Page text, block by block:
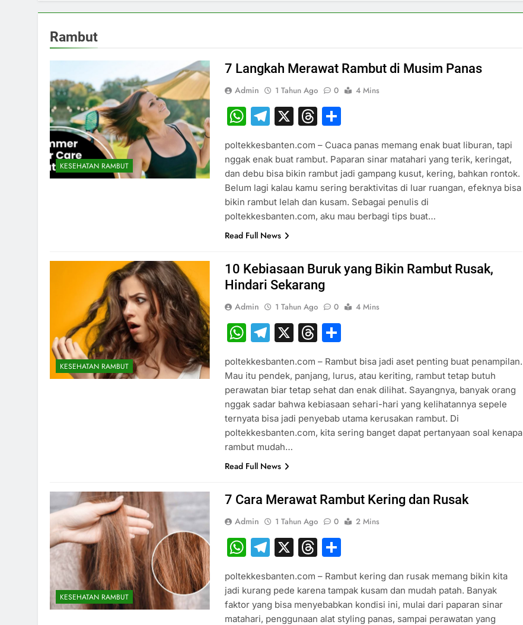
Rambut
KESEHATAN RAMBUT
7 Langkah Merawat Rambut di Musim Panas
Admin 1 Tahun Ago 0 4 Mins
WhatsApp
Telegram
X Threads
poltekkesbanten.com – Cuaca panas memang enak buat liburan, tapi
nggak enak buat rambut. Paparan sinar matahari yang terik, keringat,
dan debu bisa bikin rambut jadi gampang kusut, kering, bahkan rontok.
Belum lagi kalau kamu sering beraktivitas di luar ruangan, efeknya bisa
bikin rambut lelah dan kusam. Sebagai penulis di
poltekkesbanten.com, aku mau berbagi tips buat…
Read Full News
KESEHATAN RAMBUT
10 Kebiasaan Buruk yang Bikin Rambut Rusak,
Hindari Sekarang
Admin 1 Tahun Ago 0 4 Mins
WhatsApp
Telegram
X Threads
poltekkesbanten.com – Rambut bisa jadi aset penting buat penampilan.
Mau itu pendek, panjang, lurus, atau keriting, rambut tetap butuh
perawatan biar tetap sehat dan enak dilihat. Sayangnya, banyak orang
nggak sadar bahwa kebiasaan sehari-hari yang kelihatannya sepele
ternyata bisa jadi penyebab utama kerusakan rambut. Di
poltekkesbanten.com, kita sering banget dapat pertanyaan soal kenapa
rambut mudah…
Read Full News
KESEHATAN RAMBUT
7 Cara Merawat Rambut Kering dan Rusak
Admin 1 Tahun Ago 0 2 Mins
WhatsApp
Telegram
X Threads
poltekkesbanten.com – Rambut kering dan rusak memang bikin kita
jadi kurang pede karena tampak kusam dan mudah patah. Banyak
faktor yang bisa menyebabkan kondisi ini, mulai dari paparan sinar
matahari, penggunaan alat styling panas, sampai perawatan yang